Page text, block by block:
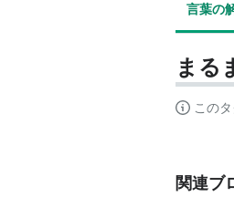
言葉の
まる
この
関連ブ